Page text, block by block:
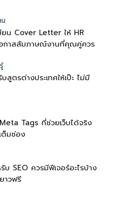
ยน Cover Letter ให้ HR
กาสสัมภาษณ์งานที่คุณคู่ควร
สูตรต่างประเทศให้เป๊ะ ไม่มี
Tags ที่ช่วยเว็บได้จริง
ต็มช่อง
บ SEO ควรมีฟีเจอร์อะไรบ้าง
าวฟรี